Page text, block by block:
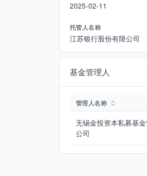
2025-02-11
托管人名称
江苏银行股份有限公司
基金管理人
管理人名称
无锡金投资本私募基
公司